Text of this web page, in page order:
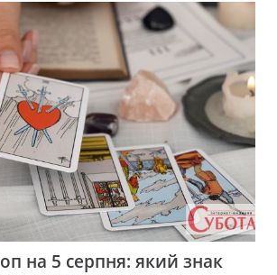
на 5 серпня: який знак